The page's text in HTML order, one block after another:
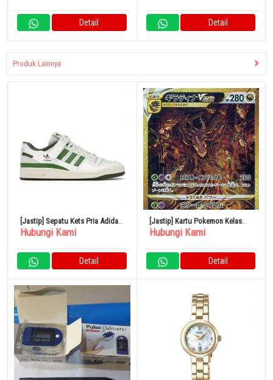
Detail Detail
Produk Lainnya
[Jastip] Sepatu Kets Pria Adidas
Forum 84 Rendah 31cm Crew
Hubungi Kami
Detail
[Jastip] Kartu Pokemon Kelas
Tinggi VSTAR Universe 261/172
Hubungi Kami
Detail